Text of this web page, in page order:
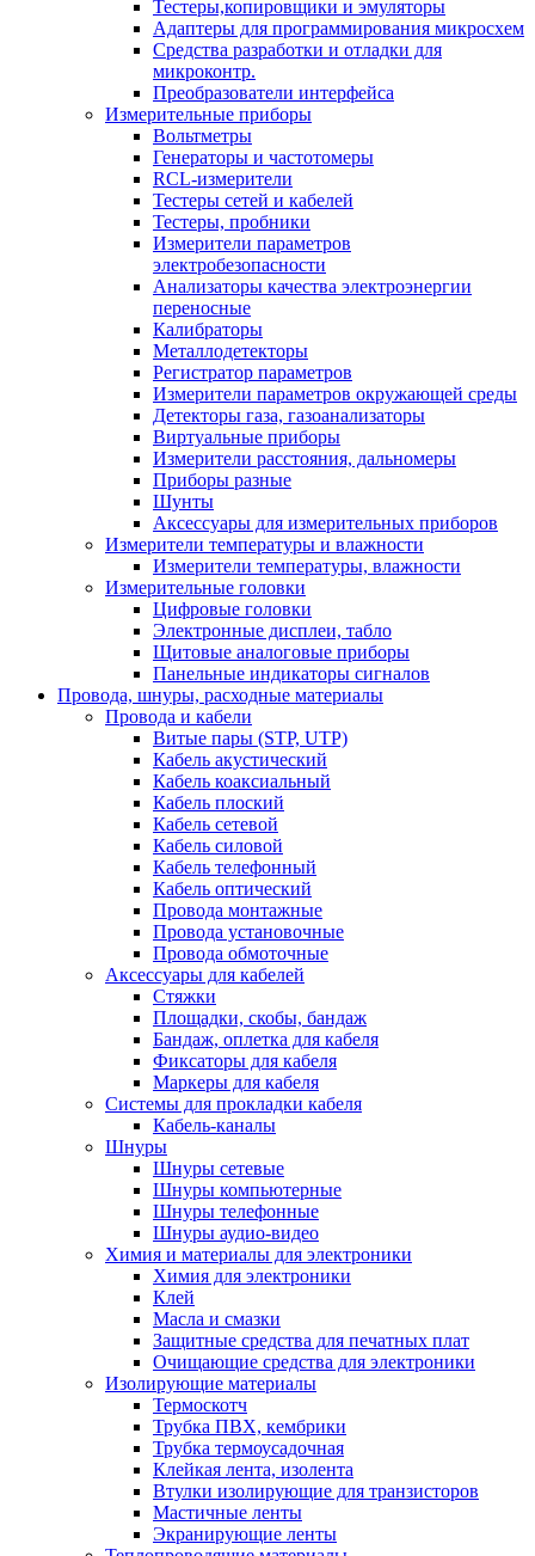
Тестеры,копировщики и эмуляторы
Адаптеры для программирования микросхем
Cредства разработки и отладки для
микроконтр.
Преобразователи интерфейса
Измерительные приборы
Вольтметры
Генераторы и частотомеры
RCL-измерители
Тестеры сетей и кабелей
Тестеры, пробники
Измерители параметров
электробезопасности
Анализаторы качества электроэнергии
переносные
Калибраторы
Металлодетекторы
Регистратор параметров
Измерители параметров окружающей среды
Детекторы газа, газоанализаторы
Виртуальные приборы
Измерители расстояния, дальномеры
Приборы разные
Шунты
Аксессуары для измерительных приборов
Измерители температуры и влажности
Измерители температуры, влажности
Измерительные головки
Цифровые головки
Электронные дисплеи, табло
Щитовые аналоговые приборы
Панельные индикаторы сигналов
Провода, шнуры, расходные материалы
Провода и кабели
Витые пары (STP, UTP)
Кабель акустический
Кабель коаксиальный
Кабель плоский
Кабель сетевой
Кабель силовой
Кабель телефонный
Кабель оптический
Провода монтажные
Провода установочные
Провода обмоточные
Аксессуары для кабелей
Стяжки
Площадки, скобы, бандаж
Бандаж, оплетка для кабеля
Фиксаторы для кабеля
Маркеры для кабеля
Системы для прокладки кабеля
Кабель-каналы
Шнуры
Шнуры сетевые
Шнуры компьютерные
Шнуры телефонные
Шнуры аудио-видео
Химия и материалы для электроники
Химия для электроники
Клей
Масла и смазки
Защитные средства для печатных плат
Очищающие средства для электроники
Изолирующие материалы
Термоскотч
Трубка ПВХ, кембрики
Трубка термоусадочная
Клейкая лента, изолента
Втулки изолирующие для транзисторов
Мастичные ленты
Экранирующие ленты